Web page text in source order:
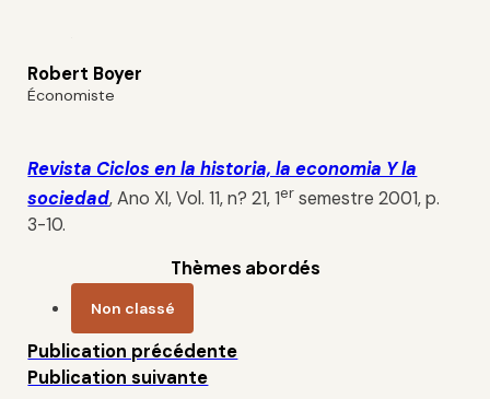
Robert Boyer
Économiste
Revista Ciclos en la historia, la economia Y la
sociedad, Ano XI, Vol. 11, n? 21, 1er semestre 2001, p.
3-10.
Thèmes abordés
Non classé
Publication précédente
Publication suivante